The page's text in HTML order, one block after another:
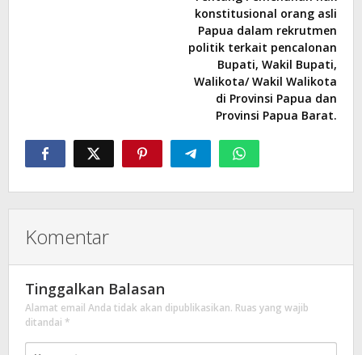
konstitusional orang asli
Papua dalam rekrutmen
politik terkait pencalonan
Bupati, Wakil Bupati,
Walikota/ Wakil Walikota
di Provinsi Papua dan
Provinsi Papua Barat.
Komentar
Tinggalkan Balasan
Alamat email Anda tidak akan dipublikasikan. Ruas yang wajib
ditandai *